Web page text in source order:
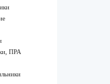
ПРА